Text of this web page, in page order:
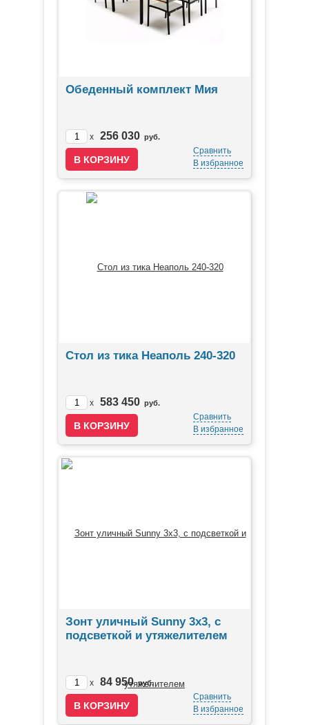
Обеденный комплект Мия
x 256 030 руб.
Сравнить
В избранное
Стол из тика Неаполь 240-320
x 583 450 руб.
Сравнить
В избранное
Зонт уличный Sunny 3х3, с
подсветкой и утяжелителем
x 84 950 руб.
Сравнить
В избранное